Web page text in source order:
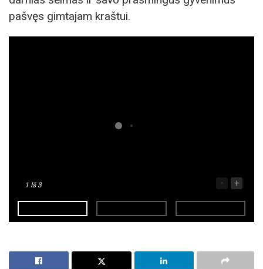
pašvęs gimtajam kraštui.
1 Iš 3 - +